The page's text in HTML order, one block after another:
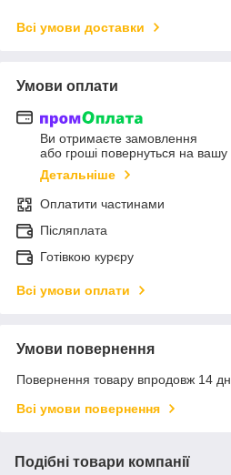
Всі умови доставки
Умови оплати
Ви отримаєте замовлення
або гроші повернуться на вашу
Детальніше
Оплатити частинами
Післяплата
Готівкою курєру
Всі умови оплати
Умови повернення
Повернення товару впродовж 14
Всі умови повернення
Подібні товари компанії